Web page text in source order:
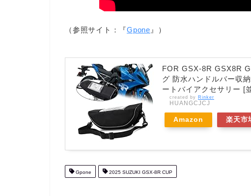
（参照サイト：『Gpone 』）
FOR GSX-8R GSX8R
グ 防水ハンドルバー収
ートバイアクセサリー [
created by Rinker
HUANGCJCJ
Amazon 楽天市
Gpone 2025 SUZUKI GSX-8R CUP